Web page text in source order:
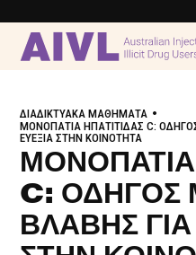
ΔΙΑΔΙΚΤΥΑΚΆ ΜΑΘΉΜΑΤΑ •
ΜΟΝΟΠΆΤΙΑ ΗΠΑΤΊΤΙΔΑΣ C:
ΕΥΕΞΊΑ ΣΤΗΝ ΚΟΙΝΌΤΗΤΑ
ΜΟΝΟΠΆΤΙΑ
C: ΟΔΗΓΌΣ
ΒΛΆΒΗΣ